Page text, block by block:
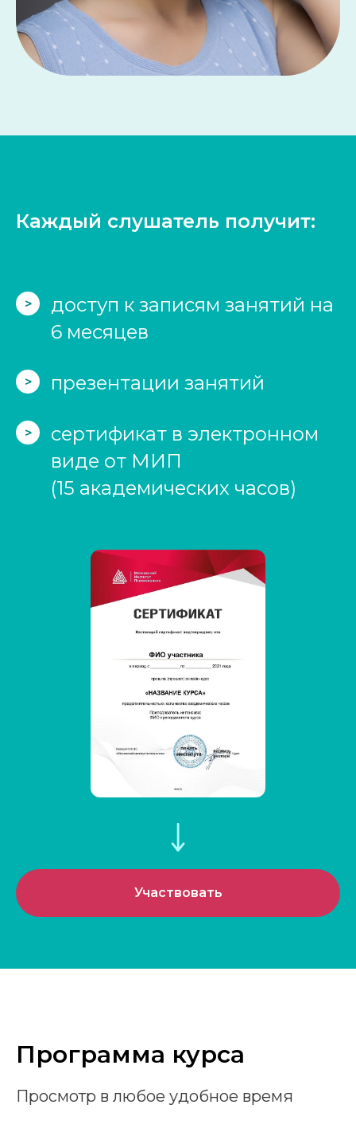
Каждый слушатель получит:
>
доступ к записям занятий на
6 месяцев
> презентации занятий
>
сертификат в электронном
виде от МИП
(15 академических часов)
Участвовать
Программа курса
Просмотр в любое удобное время